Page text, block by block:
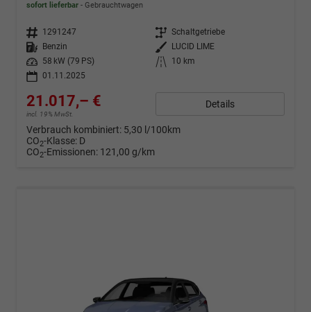
sofort lieferbar Gebrauchtwagen
Fahrzeugnr. 1291247 Getriebe Schaltgetriebe
Kraftstoff
Benzin Außenfarbe
LUCID LIME
Leistung
58 kW (79 PS) Kilometerstand
10 km
01.11.2025
21.017,– €
incl. 19% MwSt.
Details
Verbrauch kombiniert: 5,30 l/100km
CO2-Klasse: D
CO2-Emissionen: 121,00 g/km